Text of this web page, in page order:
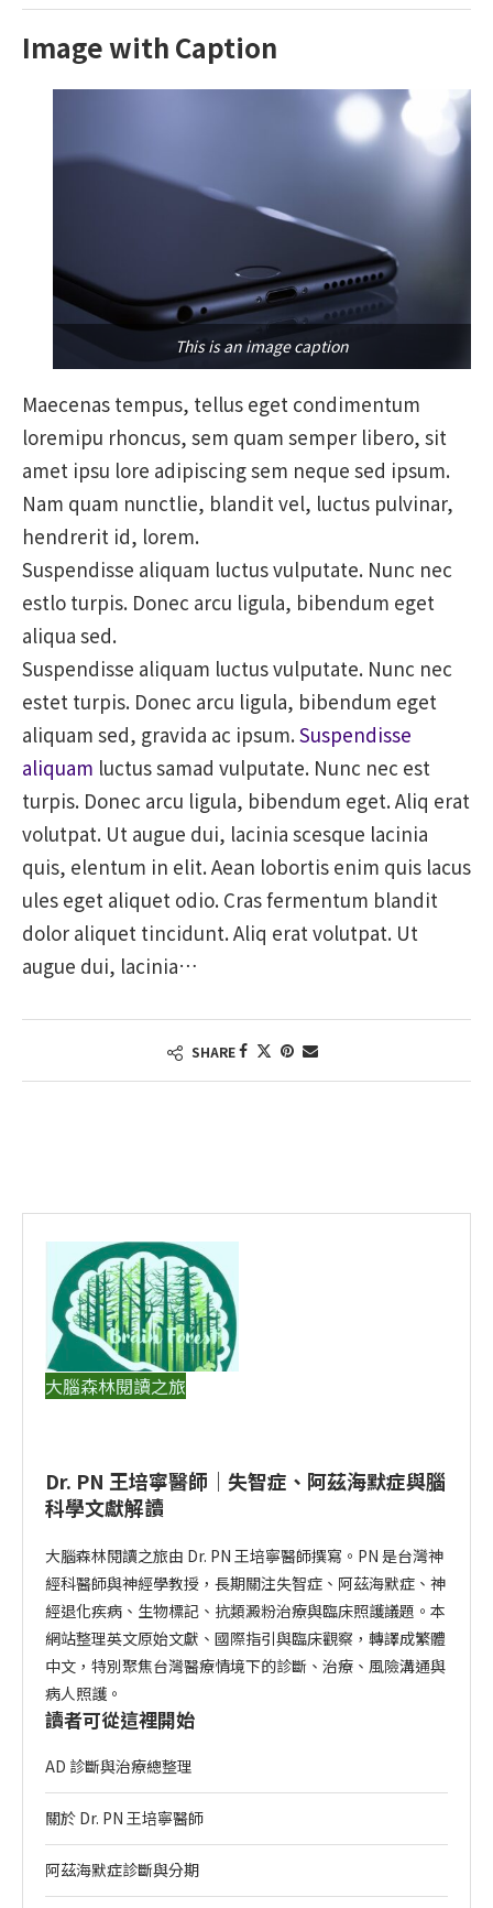
Image with Caption
This is an image caption
Maecenas tempus, tellus eget condimentum
loremipu rhoncus, sem quam semper libero, sit
amet ipsu lore adipiscing sem neque sed ipsum.
Nam quam nunctlie, blandit vel, luctus pulvinar,
hendrerit id, lorem.
Suspendisse aliquam luctus vulputate. Nunc nec
estlo turpis. Donec arcu ligula, bibendum eget
aliqua sed.
Suspendisse aliquam luctus vulputate. Nunc nec
estet turpis. Donec arcu ligula, bibendum eget
aliquam sed, gravida ac ipsum.Suspendisse
aliquam luctus samad vulputate. Nunc nec est
turpis. Donec arcu ligula, bibendum eget. Aliq erat
volutpat. Ut augue dui, lacinia scesque lacinia
quis, elentum in elit. Aean lobortis enim quis lacus
ules eget aliquet odio. Cras fermentum blandit
dolor aliquet tincidunt. Aliq erat volutpat. Ut
augue dui, lacinia…
SHARE
大腦森林閱讀之旅
Dr. PN 王培寧醫師｜失智症、阿茲海默症與腦
科學文獻解讀
大腦森林閱讀之旅由 Dr. PN 王培寧醫師撰寫。PN 是台灣神
經科醫師與神經學教授，長期關注失智症、阿茲海默症、神
經退化疾病、生物標記、抗類澱粉治療與臨床照護議題。本
網站整理英文原始文獻、國際指引與臨床觀察，轉譯成繁體
中文，特別聚焦台灣醫療情境下的診斷、治療、風險溝通與
病人照護。
讀者可從這裡開始
AD 診斷與治療總整理
關於 Dr. PN 王培寧醫師
阿茲海默症診斷與分期